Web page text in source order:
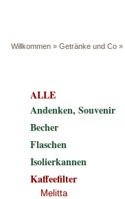
Willkommen » Getränke und Co »
ALLE
Andenken, Souvenir
Becher
Flaschen
Isolierkannen
Kaffeefilter
Melitta